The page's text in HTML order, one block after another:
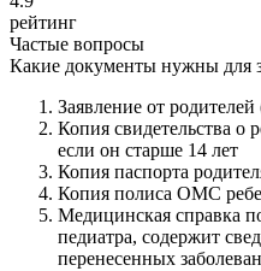
рейтинг
Частые вопросы
Какие документы нужны для
Заявление от
Копия свидетельства о
если он старше 14 лет
Копия паспорта
Копия полиса ОМС
Медицинская справка
педиатра, содержит
перенесенных